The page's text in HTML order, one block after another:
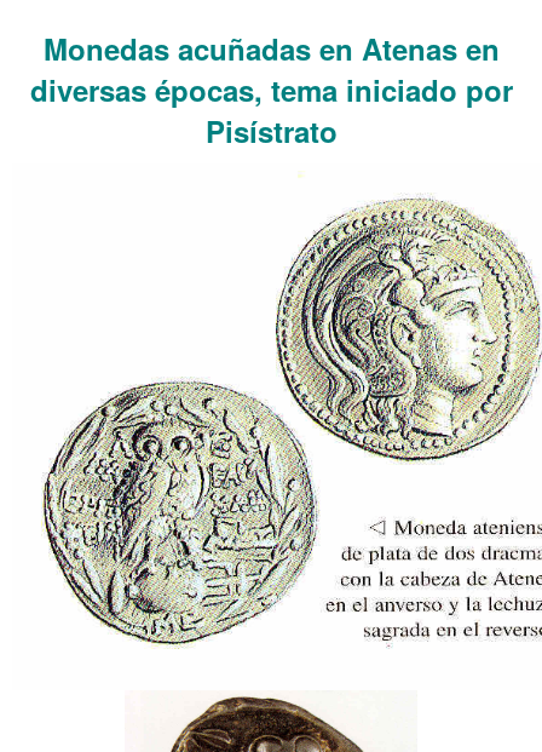
Monedas acuñadas en Atenas en
diversas épocas, tema iniciado por
Pisístrato